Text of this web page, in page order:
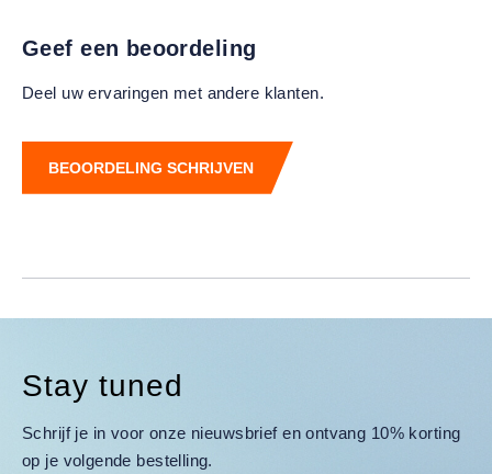
Geef een beoordeling
Deel uw ervaringen met andere klanten.
BEOORDELING SCHRIJVEN
Stay tuned
Schrijf je in voor onze nieuwsbrief en ontvang 10% korting
op je volgende bestelling.